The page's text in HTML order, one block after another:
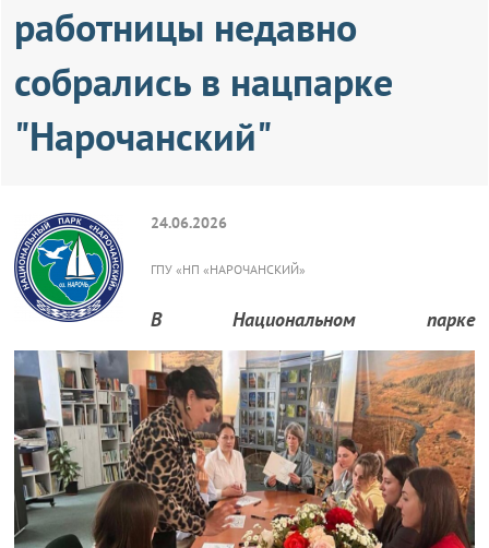
работницы недавно
собрались в нацпарке
"Нарочанский"
24.06.2026
ГПУ «НП «НАРОЧАНСКИЙ»
В Национальном парке